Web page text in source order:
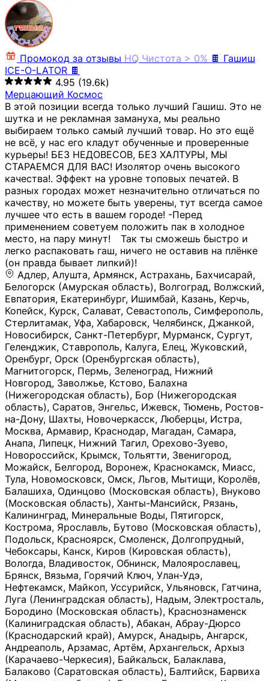
Промокод за отзывы HQ Чистота > 0% 🍫 Гашиш
ICE-O-LATOR 🍫
4.95 (19.6k)
Мерцающий Космос
В этой позиции всегда только лучший Гашиш. Это не
шутка и не рекламная замануха, мы реально
выбираем только самый лучший товар. Но это ещё
не всё, у нас его кладут обученные и проверенные
курьеры! БЕЗ НЕДОВЕСОВ, БЕЗ ХАЛТУРЫ, МЫ
СТАРАЕМСЯ ДЛЯ ВАС! Изолятор очень высокого
качества!. Эффект на уровне топовых печатей. В
разных городах может незначительно отличаться по
качеству, но можете быть уверены, тут всегда самое
лучшее что есть в вашем городе! -Перед
применением советуем положить пак в холодное
место, на пару минут!⠀ Так ты сможешь быстро и
легко распаковать гаш, ничего не оставив на плёнке
(он правда бывает липкий)!
Адлер, Алушта, Армянск, Астрахань, Бахчисарай,
Белогорск (Амурская область), Волгоград, Волжский,
Евпатория, Екатеринбург, Ишимбай, Казань, Керчь,
Копейск, Курск, Салават, Севастополь, Симферополь,
Стерлитамак, Уфа, Хабаровск, Челябинск, Джанкой,
Новосибирск, Санкт-Петербург, Мурманск, Сургут,
Геленджик, Ставрополь, Калуга, Елец, Жуковский,
Оренбург, Орск (Оренбургская область),
Магнитогорск, Пермь, Зеленоград, Нижний
Новгород, Заволжье, Кстово, Балахна
(Нижегородская область), Бор (Нижегородская
область), Саратов, Энгельс, Ижевск, Тюмень, Ростов-
на-Дону, Шахты, Новочеркасск, Люберцы, Истра,
Москва, Армавир, Краснодар, Магадан, Самара,
Анапа, Липецк, Нижний Тагил, Орехово-Зуево,
Новороссийск, Крымск, Тольятти, Звенигород,
Можайск, Белгород, Воронеж, Краснокамск, Миасс,
Тула, Новомосковск, Омск, Льгов, Мытищи, Королёв,
Балашиха, Одинцово (Московская область), Внуково
(Московская область), Ханты-Мансийск, Рязань,
Калининград, Минеральные Воды, Пятигорск,
Кострома, Ярославль, Бутово (Московская область),
Подольск, Красноярск, Смоленск, Долгопрудный,
Чебоксары, Канск, Киров (Кировская область),
Вологда, Владивосток, Обнинск, Малоярославец,
Брянск, Вязьма, Горячий Ключ, Улан-Удэ,
Нефтекамск, Майкоп, Уссурийск, Ульяновск, Гатчина,
Луга (Ленинградская область), Надым, Электросталь,
Бородино (Московская область), Краснознаменск
(Калиниградская область), Абакан, Абрау-Дюрсо
(Краснодарский край), Амурск, Анадырь, Ангарск,
Андреаполь, Арзамас, Артём, Архангельск, Архыз
(Карачаево-Черкесия), Байкальск, Балаклава,
Балаково (Саратовская область), Балтийск, Барвиха